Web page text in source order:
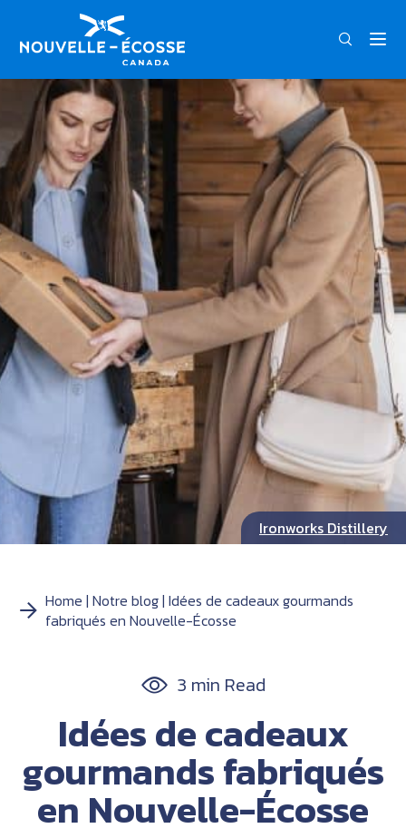
Ironworks Distillery
Home Notre blog Idées de cadeaux gourmands
fabriqués en Nouvelle-Écosse
3 min Read
Idées de cadeaux
gourmands fabriqués
en Nouvelle-Écosse